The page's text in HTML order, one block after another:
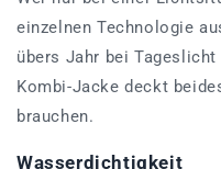
einzelnen Technologie
übers Jahr bei
Kombi-Jacke deckt
brauchen.
Wasserdichtigkeit